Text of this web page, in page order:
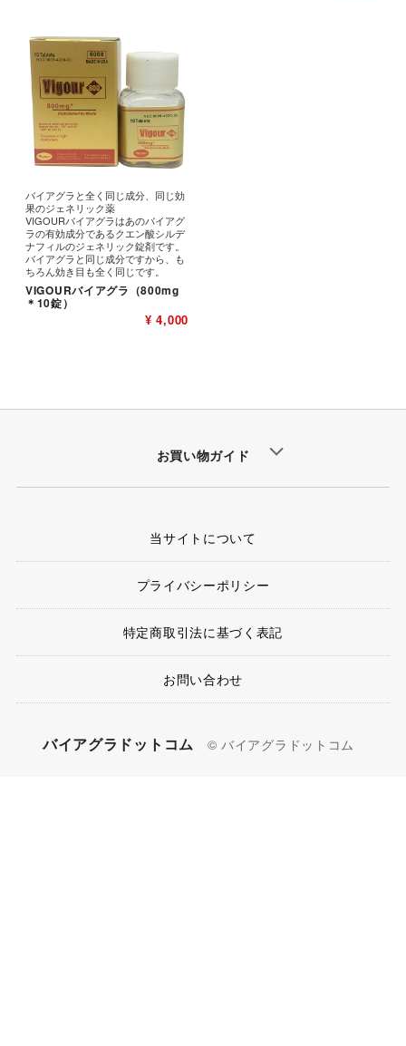
バイアグラと全く同じ成分、同じ効
果のジェネリック薬
VIGOURバイアグラはあのバイアグ
ラの有効成分であるクエン酸シルデ
ナフィルのジェネリック錠剤です。
バイアグラと同じ成分ですから、も
ちろん効き目も全く同じです。
VIGOURバイアグラ（800mg
＊10錠）
¥ 4,000
お買い物ガイド
当サイトについて
プライバシーポリシー
特定商取引法に基づく表記
お問い合わせ
バイアグラドットコム © バイアグラドットコム